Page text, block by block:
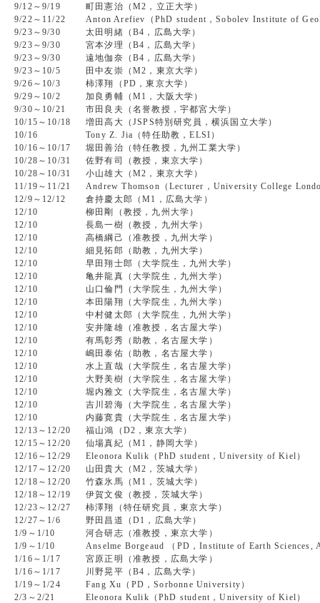
9/12～9/19
町田憲治（M2，立正大学）
9/22～11/22
Anton Arefiev（PhD student，Sobolev Institute of
9/23～9/30
太田明緒（B4，広島大学）
9/23～9/30
宮本汐理（B4，広島大学）
9/23～9/30
遠地伽奈（B4，広島大学）
9/23～10/5
田中友崇（M2，東京大学）
9/26～10/3
柿澤翔（PD，東京大学）
9/29～10/2
加良勇輔（M1，大阪大学）
9/30～10/21
市田良夫（名誉教授，宇都宮大学）
10/15～10/18
増田高大（JSPS特別研究員，横浜国立大学）
10/16
Tony Z. Jia（特任助教，ELSI）
10/16～10/17
堀田善治（特任教授，九州工業大学）
10/28～10/31
佐野有司（教授，東京大学）
10/28～10/31
小山雄大（M2，東京大学）
11/19～11/21
Andrew Thomson（Lecturer，University College
12/9～12/12
倉持慶太郎（M1，広島大学）
12/10
柳田剛（教授，九州大学）
12/10
長島一樹（教授，九州大学）
12/10
高橋綱己（准教授，九州大学）
12/10
細見拓郎（助教，九州大学）
12/10
早田翔士郎（大学院生，九州大学）
12/10
亀井龍真（大学院生，九州大学）
12/10
山口倫門（大学院生，九州大学）
12/10
本田陽翔（大学院生，九州大学）
12/10
中村健太郎（大学院生，九州大学）
12/10
安井隆雄（准教授，名古屋大学）
12/10
有馬彰秀（助教，名古屋大学）
12/10
嶋田泰佑（助教，名古屋大学）
12/10
水上直哉（大学院生，名古屋大学）
12/10
大野美樹（大学院生，名古屋大学）
12/10
堀内雅文（大学院生，名古屋大学）
12/10
吉川碧海（大学院生，名古屋大学）
12/10
内藤寛貴（大学院生，名古屋大学）
12/13～12/20
福山鴻（D2，東京大学）
12/15～12/20
仙場真紀（M1，静岡大学）
12/16～12/29
Eleonora Kulik（PhD student，University of Kiel）
12/17～12/20
山田貴大（M2，茨城大学）
12/18～12/20
竹森氷馬（M1，茨城大学）
12/18～12/19
伊賀文俊（教授，茨城大学）
12/23～12/27
柿澤翔（特任研究員，東京大学）
12/27～1/6
野田昌道（D1，広島大学）
1/9～1/10
河合研志（准教授，東京大学）
1/9～1/10
Anselme Borgeaud （PD，Institute of Earth Sciences,
1/16～1/17
宮原正明（准教授，広島大学）
1/16～1/17
川野晃平（B4，広島大学）
1/19～1/24
Fang Xu（PD，Sorbonne University）
2/3～2/21
Eleonora Kulik（PhD student，University of Kiel）